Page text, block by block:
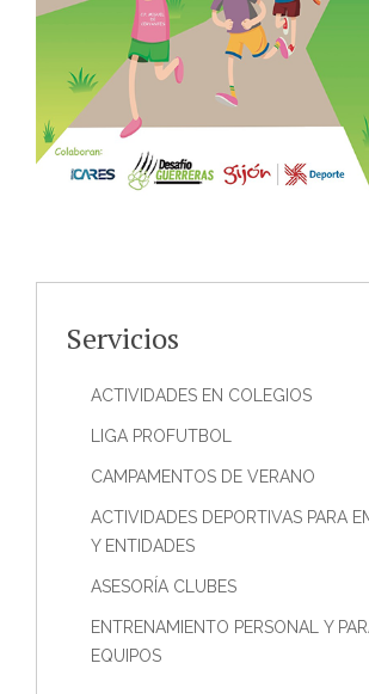
Servicios
ACTIVIDADES EN COLEGIOS
LIGA PROFUTBOL
CAMPAMENTOS DE VERANO
ACTIVIDADES DEPORTIVAS PARA
Y ENTIDADES
ASESORÍA CLUBES
ENTRENAMIENTO PERSONAL Y
EQUIPOS